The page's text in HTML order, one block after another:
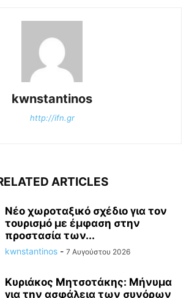
kwnstantinos
http://ifn.gr
ARTICLES
Νέο χωροταξικό σχέδιο για τον
τουρισμό με έμφαση στην
προστασία των...
kwnstantinos - 7 Αυγούστου 2026
Κυριάκος Μητσοτάκης: Mήνυμα
για την ασφάλεια των συνόρων